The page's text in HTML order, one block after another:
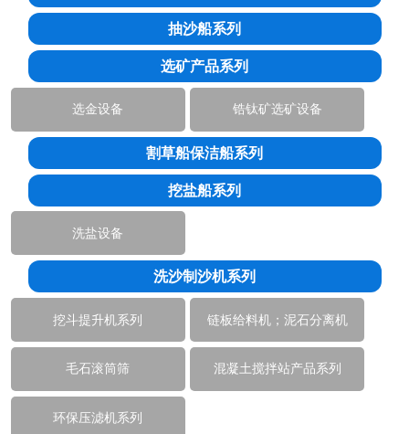
抽沙船系列
选矿产品系列
选金设备 锆钛矿选矿设备
割草船保洁船系列
挖盐船系列
洗盐设备
洗沙制沙机系列
挖斗提升机系列 链板给料机；泥石分离机
毛石滚筒筛 混凝土搅拌站产品系列
环保压滤机系列